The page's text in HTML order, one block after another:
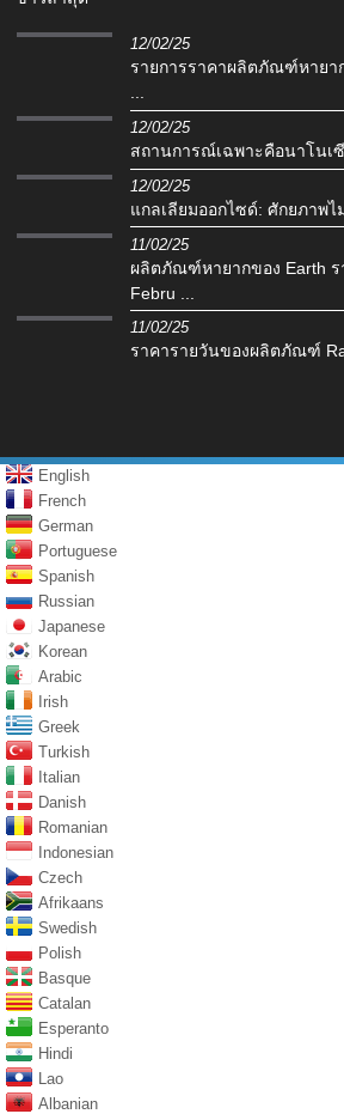
12/02/25
รายการราคาผลิตภัณฑ์หายา
...
12/02/25
สถานการณ์เฉพาะคือนาโนเซี
12/02/25
แกลเลียมออกไซด์: ศักยภาพไ
11/02/25
ผลิตภัณฑ์หายากของ Earth ร
Febru ...
11/02/25
ราคารายวันของผลิตภัณฑ์
English
French
German
Portuguese
Spanish
Russian
Japanese
Korean
Arabic
Irish
Greek
Turkish
Italian
Danish
Romanian
Indonesian
Czech
Afrikaans
Swedish
Polish
Basque
Catalan
Esperanto
Hindi
Lao
Albanian